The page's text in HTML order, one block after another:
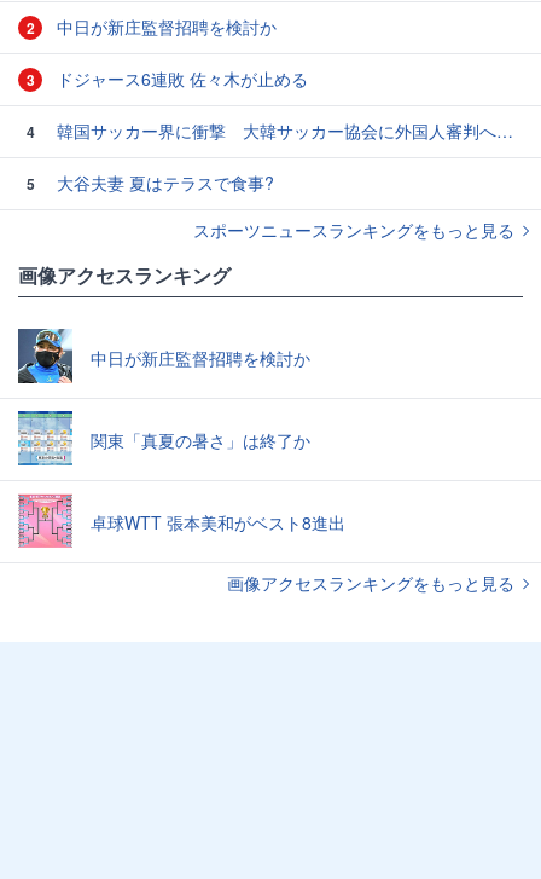
2 中日が新庄監督招聘を検討か
3 ドジャース6連敗 佐々木が止める
4 韓国サッカー界に衝撃 大韓サッカー協会に外国人審判への“性的接待”疑惑 韓国メディアが報道
5
大谷夫妻 夏はテラスで食事?
スポーツニュースランキングをもっと見る
画像アクセスランキング
中日が新庄監督招聘を検討か
関東「真夏の暑さ」は終了か
卓球WTT 張本美和がベスト8進出
画像アクセスランキングをもっと見る